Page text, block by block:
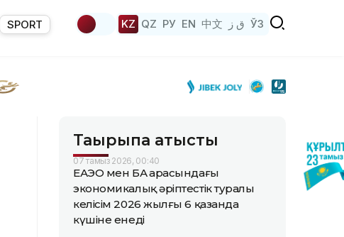
SPORT KZ QZ РУ EN 中文 ق ز ЎЗ
Тақырыпқа қатысты
07 тамыз 2026, 00:40
ЕАЭО мен БАӘ арасындағы
экономикалық әріптестік туралы
келісім 2026 жылғы 6 қазанда
күшіне енеді